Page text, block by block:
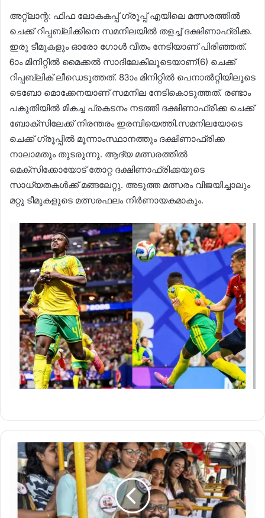
അറ്റ്‌ലാന്റ: ഫിഫ ലോകകപ്പ് ഗ്രൂപ്പ് എയിലെ മത്സരത്തിൽ
ചെക്ക് റിപ്പബ്ലിക്കിനെ സമനിലയിൽ തളച്ച് ദക്ഷിണാഫ്രിക്ക.
ഇരു ടീമുകളും ഓരോ ഗോൾ വീതം നേടിയാണ് പിരിഞ്ഞത്.
6ാം മിനിറ്റിൽ മൈക്കൽ സാദിലേകിലൂടെയാണ്(6) ചെക്ക്
റിപ്പബ്ലിക് ലീഡെടുത്തത്. 83ാം മിനിറ്റിൽ പെനാൽറ്റിയിലൂടെ
ടെബോ മൊക്കേനയാണ് സമനില നേടികൊടുത്തത്. രണ്ടാം
പകുതിയിൽ മികച്ച പ്രകടനം നടത്തി ദക്ഷിണാഫ്രിക്ക ചെക്ക്
ബോക്‌സിലേക്ക് നിരന്തരം ഇരമ്പിയെത്തി.സമനിലയോടെ
ചെക്ക് ഗ്രൂപ്പിൽ മൂന്നാംസ്ഥാനത്തും ദക്ഷിണാഫ്രിക്ക
നാലാമതും തുടരുന്നു. ആദ്യ മത്സരത്തിൽ
മെക്‌സിക്കോയോട് തോറ്റ ദക്ഷിണാഫ്രിക്കയുടെ
സാധ്യതകൾക്ക് മങ്ങലേറ്റു. അടുത്ത മത്സരം വിജയിച്ചാലും
മറ്റു ടീമുകളുടെ മത്സരഫലം നിർണായകമാകും.